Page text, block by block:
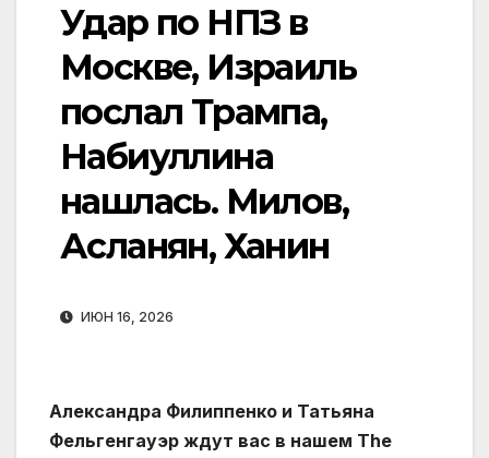
Удар по НПЗ в
Москве, Израиль
послал Трампа,
Набиуллина
нашлась. Милов,
Асланян, Ханин
ИЮН 16, 2026
Александра Филиппенко и Татьяна
Фельгенгауэр‬ ждут вас в нашем The